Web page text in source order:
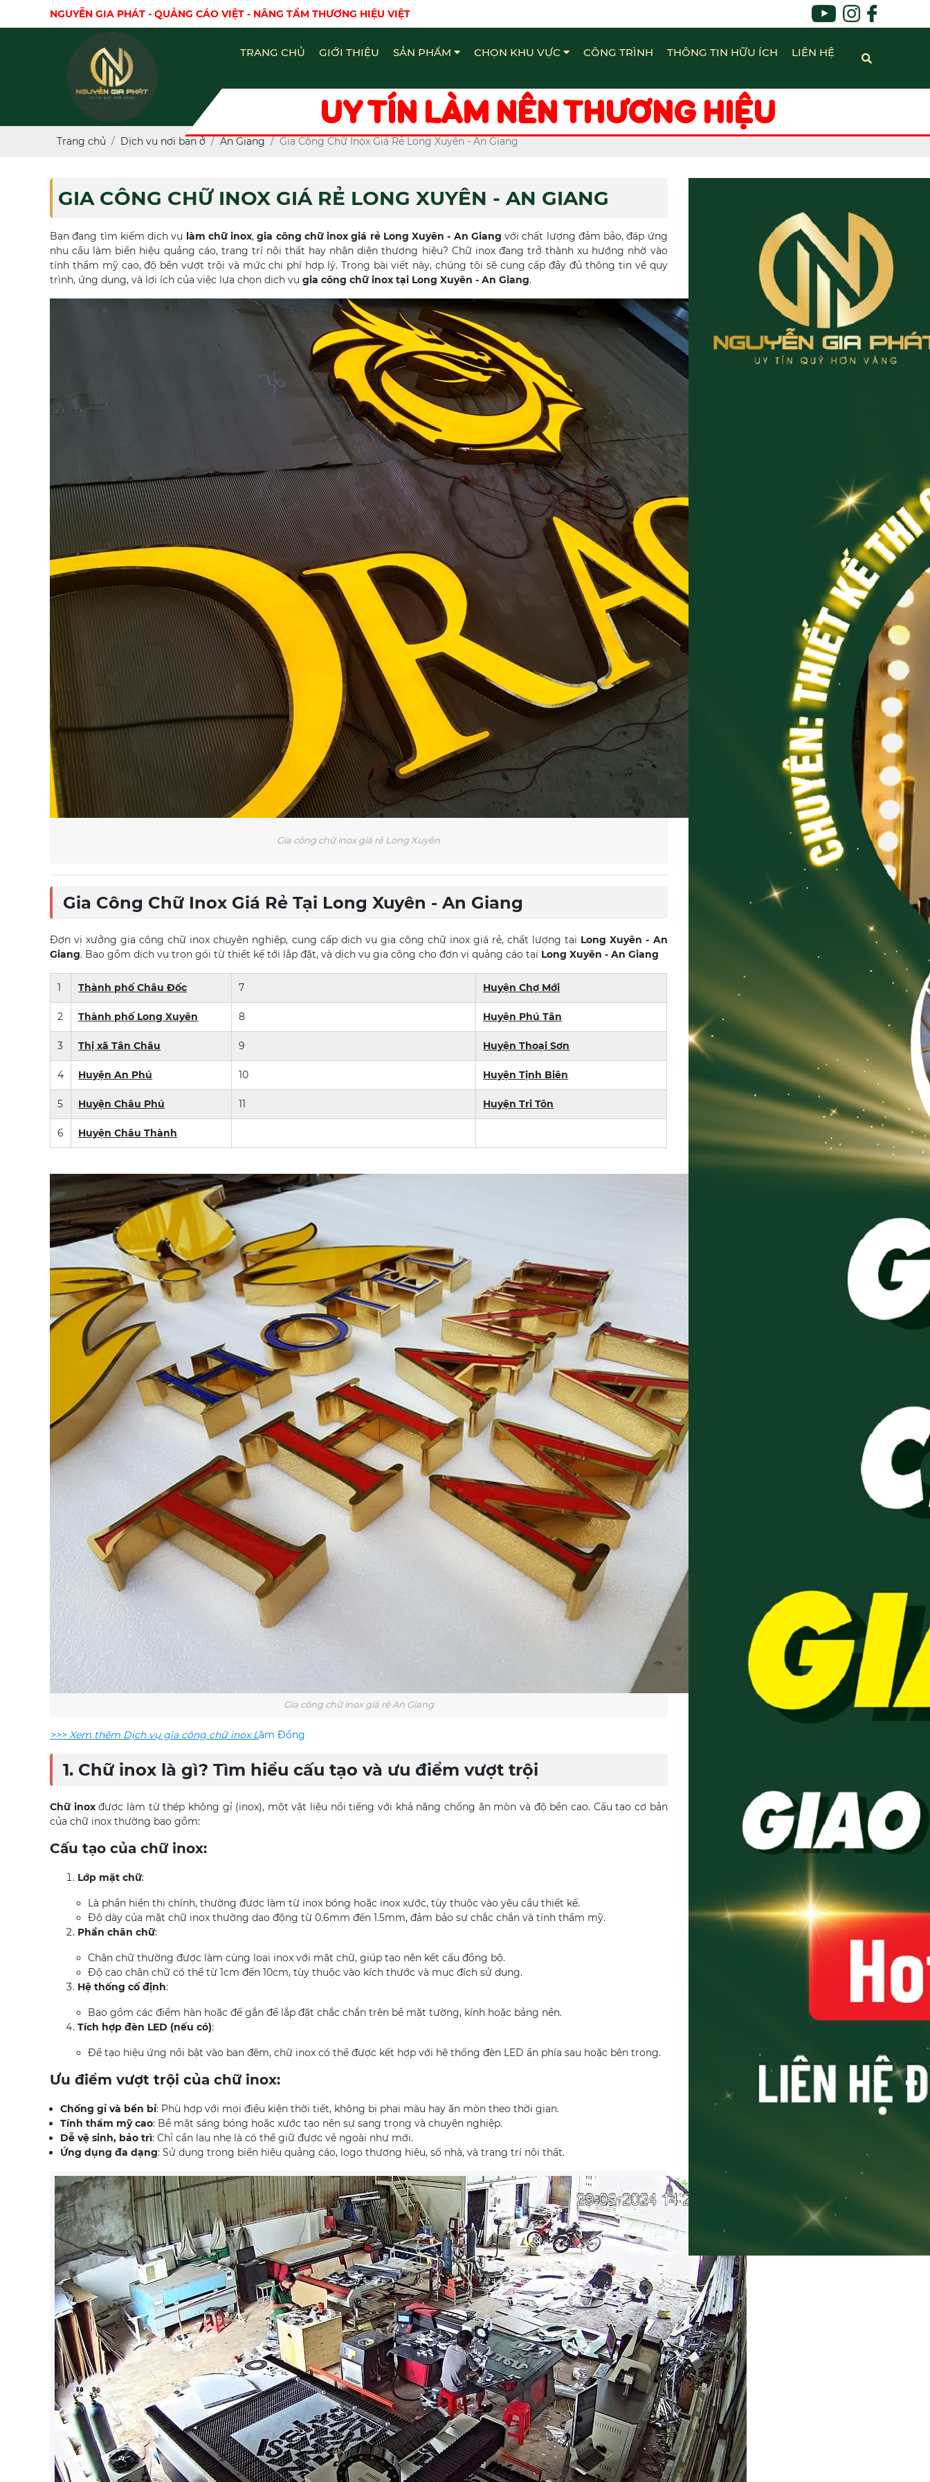
NGUYỄN GIA PHÁT - QUẢNG CÁO VIỆT - NÂNG TẦM THƯƠNG HIỆU VIỆT
TRANG CHỦ GIỚI THIỆU SẢN PHẨM CHỌN KHU VỰC CÔNG TRÌNH THÔNG TIN HỮU ÍCH LIÊN HỆ
UY TÍN LÀM NÊN THƯƠNG HIỆU
Trang chủ Dịch vụ nơi bạn ở An Giang Gia Công Chữ Inox Giá Rẻ Long Xuyên - An Giang
GIA CÔNG CHỮ INOX GIÁ RẺ LONG XUYÊN - AN GIANG
Bạn đang tìm kiếm dịch vụ làm chữ inox,gia công chữ inox giá rẻ Long Xuyên - An Giang với chất lượng đảm bảo, đáp ứng
nhu cầu làm biển hiệu quảng cáo, trang trí nội thất hay nhận diện thương hiệu? Chữ inox đang trở thành xu hướng nhờ vào
tính thẩm mỹ cao, độ bền vượt trội và mức chi phí hợp lý. Trong bài viết này, chúng tôi sẽ cung cấp đầy đủ thông tin về quy
trình, ứng dụng, và lợi ích của việc lựa chọn dịch vụ gia công chữ inox tại Long Xuyên - An Giang.
Gia công chữ inox giá rẻ Long Xuyên
Gia Công Chữ Inox Giá Rẻ Tại Long Xuyên - An Giang
Đơn vị xưởng gia công chữ inox chuyên nghiệp, cung cấp dịch vụ gia công chữ inox giá rẻ, chất lượng tại Long Xuyên - An
Giang. Bao gồm dịch vụ trọn gói từ thiết kế tới lắp đặt, và dịch vụ gia công cho đơn vị quảng cáo tại Long Xuyên - An Giang
1 Thành phố Châu Đốc 7 Huyện Chợ Mới
2 Thành phố Long Xuyên 8 Huyện Phú Tân
3 Thị xã Tân Châu 9 Huyện Thoại Sơn
4 Huyện An Phú 10 Huyện Tịnh Biên
5 Huyện Châu Phú 11 Huyện Tri Tôn
6 Huyện Châu Thành
Gia công chữ inox giá rẻ An Giang
>>> Xem thêm Dịch vụ gia công chữ inox Lâm Đồng
1. Chữ inox là gì? Tìm hiểu cấu tạo và ưu điểm vượt trội
Chữ inoxđược làm từ thép không gỉ (inox), một vật liệu nổi tiếng với khả năng chống ăn mòn và độ bền cao. Cấu tạo cơ bản
của chữ inox thường bao gồm:
Cấu tạo của chữ inox:
Lớp mặt chữ:
Là phần hiển thị chính, thường được làm từ inox bóng hoặc inox xước, tùy thuộc vào yêu cầu thiết kế.
Độ dày của mặt chữ inox thường dao động từ 0.6mm đến 1.5mm, đảm bảo sự chắc chắn và tính thẩm mỹ.
Phần chân chữ:
Chân chữ thường được làm cùng loại inox với mặt chữ, giúp tạo nên kết cấu đồng bộ.
Độ cao chân chữ có thể từ 1cm đến 10cm, tùy thuộc vào kích thước và mục đích sử dụng.
Hệ thống cố định:
Bao gồm các điểm hàn hoặc đế gắn để lắp đặt chắc chắn trên bề mặt tường, kính hoặc bảng nền.
Tích hợp đèn LED (nếu có):
Để tạo hiệu ứng nổi bật vào ban đêm, chữ inox có thể được kết hợp với hệ thống đèn LED ẩn phía sau hoặc bên trong.
Ưu điểm vượt trội của chữ inox:
Chống gỉ và bền bỉ: Phù hợp với mọi điều kiện thời tiết, không bị phai màu hay ăn mòn theo thời gian.
Tính thẩm mỹ cao: Bề mặt sáng bóng hoặc xước tạo nên sự sang trọng và chuyên nghiệp.
Dễ vệ sinh, bảo trì: Chỉ cần lau nhẹ là có thể giữ được vẻ ngoài như mới.
Ứng dụng đa dạng: Sử dụng trong biển hiệu quảng cáo, logo thương hiệu, số nhà, và trang trí nội thất.